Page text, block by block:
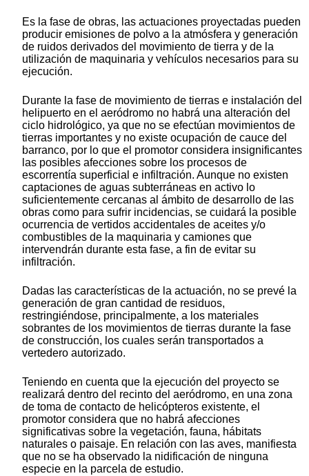
Es la fase de obras, las actuaciones proyectadas pueden
producir emisiones de polvo a la atmósfera y generación
de ruidos derivados del movimiento de tierra y de la
utilización de maquinaria y vehículos necesarios para su
ejecución.
Durante la fase de movimiento de tierras e instalación del
helipuerto en el aeródromo no habrá una alteración del
ciclo hidrológico, ya que no se efectúan movimientos de
tierras importantes y no existe ocupación de cauce del
barranco, por lo que el promotor considera insignificantes
las posibles afecciones sobre los procesos de
escorrentía superficial e infiltración. Aunque no existen
captaciones de aguas subterráneas en activo lo
suficientemente cercanas al ámbito de desarrollo de las
obras como para sufrir incidencias, se cuidará la posible
ocurrencia de vertidos accidentales de aceites y/o
combustibles de la maquinaria y camiones que
intervendrán durante esta fase, a fin de evitar su
infiltración.
Dadas las características de la actuación, no se prevé la
generación de gran cantidad de residuos,
restringiéndose, principalmente, a los materiales
sobrantes de los movimientos de tierras durante la fase
de construcción, los cuales serán transportados a
vertedero autorizado.
Teniendo en cuenta que la ejecución del proyecto se
realizará dentro del recinto del aeródromo, en una zona
de toma de contacto de helicópteros existente, el
promotor considera que no habrá afecciones
significativas sobre la vegetación, fauna, hábitats
naturales o paisaje. En relación con las aves, manifiesta
que no se ha observado la nidificación de ninguna
especie en la parcela de estudio.